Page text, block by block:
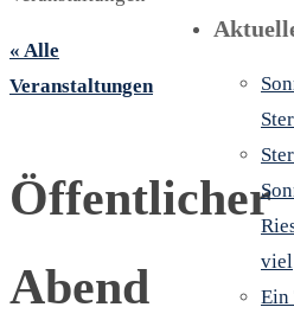
« Alle
Veranstaltungen
Öffentlicher
Abend
viel
Ein